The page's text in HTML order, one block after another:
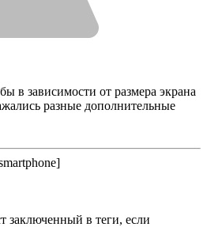
в зависимости от размера экрана
разные дополнительные
заключенный в теги, если